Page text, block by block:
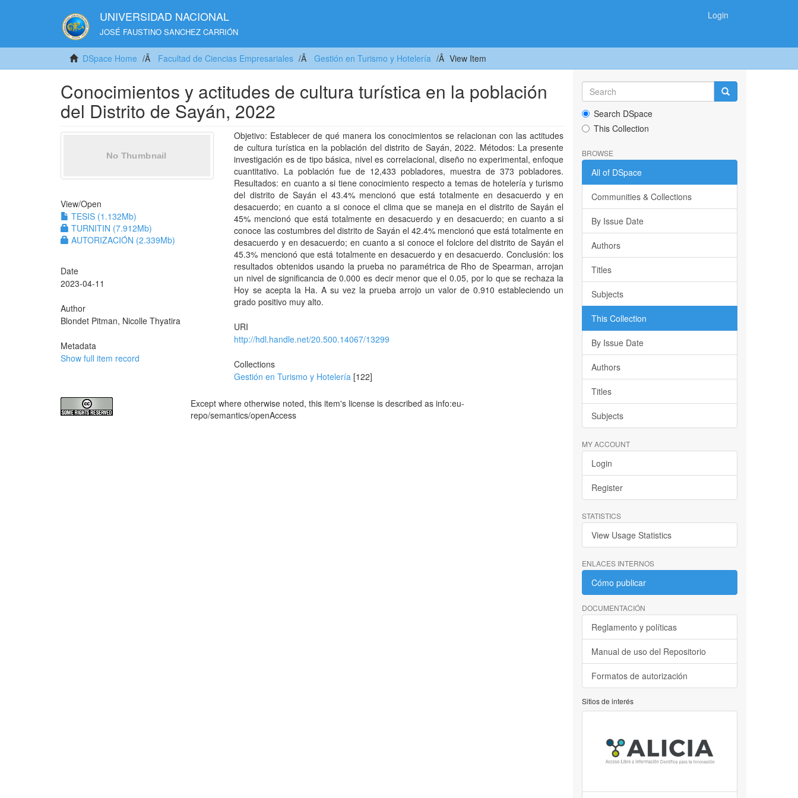
UNIVERSIDAD NACIONAL
JOSÉ FAUSTINO SANCHEZ CARRIÓN
Login
DSpace Home Facultad de Ciencias Empresariales Gestión en Turismo y Hotelería View Item
Conocimientos y actitudes de cultura turística en la población
del Distrito de Sayán, 2022
View/Open
TESIS (1.132Mb)
TURNITIN (7.912Mb)
AUTORIZACIÓN (2.339Mb)
Date
2023-04-11
Author
Blondet Pitman, Nicolle Thyatira
Metadata
Show full item record
Objetivo: Establecer de qué manera los conocimientos se relacionan con las actitudes
de cultura turística en la población del distrito de Sayán, 2022. Métodos: La presente
investigación es de tipo básica, nivel es correlacional, diseño no experimental, enfoque
cuantitativo. La población fue de 12,433 pobladores, muestra de 373 pobladores.
Resultados: en cuanto a si tiene conocimiento respecto a temas de hotelería y turismo
del distrito de Sayán el 43.4% mencionó que está totalmente en desacuerdo y en
desacuerdo; en cuanto a si conoce el clima que se maneja en el distrito de Sayán el
45% mencionó que está totalmente en desacuerdo y en desacuerdo; en cuanto a si
conoce las costumbres del distrito de Sayán el 42.4% mencionó que está totalmente en
desacuerdo y en desacuerdo; en cuanto a si conoce el folclore del distrito de Sayán el
45.3% mencionó que está totalmente en desacuerdo y en desacuerdo. Conclusión: los
resultados obtenidos usando la prueba no paramétrica de Rho de Spearman, arrojan
un nivel de significancia de 0.000 es decir menor que el 0.05, por lo que se rechaza la
Hoy se acepta la Ha. A su vez la prueba arrojo un valor de 0.910 estableciendo un
grado positivo muy alto.
URI
http://hdl.handle.net/20.500.14067/13299
Collections
Gestión en Turismo y Hotelería [122]
Except where otherwise noted, this item's license is described as info:eu-
repo/semantics/openAccess
Search DSpace
This Collection
BROWSE
All of DSpace
Communities & Collections
By Issue Date
Authors
Titles
Subjects
This Collection
By Issue Date
Authors
Titles
Subjects
MY ACCOUNT
Login
Register
STATISTICS
View Usage Statistics
ENLACES INTERNOS
Cómo publicar
DOCUMENTACIÓN
Reglamento y políticas
Manual de uso del Repositorio
Formatos de autorización
Sitios de interés